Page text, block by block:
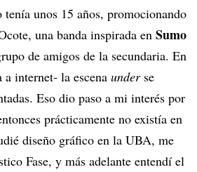
tenía unos 15 años, promocionando
una banda inspirada en Sumo
de amigos de la secundaria. En
internet- la escena under se
Eso dio paso a mi interés por
prácticamente no existía en
diseño gráfico en la UBA, me
Fase, y más adelante entendí el